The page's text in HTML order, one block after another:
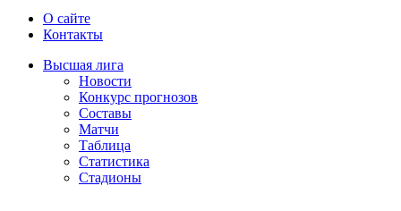
О сайте
Контакты
Высшая лига
Новости
Конкурс прогнозов
Составы
Матчи
Таблица
Статистика
Стадионы